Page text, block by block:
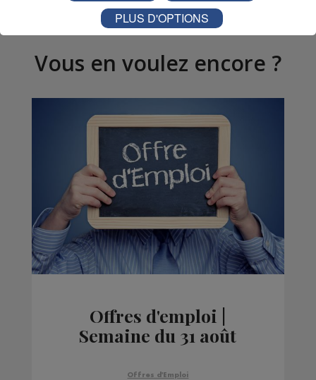
Vous en voulez encore ?
Offres d'emploi |
Semaine du 31 août
Offres d'Emploi
PLUS D'OPTIONS